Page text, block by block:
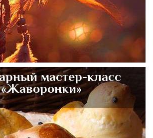
мастер-класс
«Жаворонки»